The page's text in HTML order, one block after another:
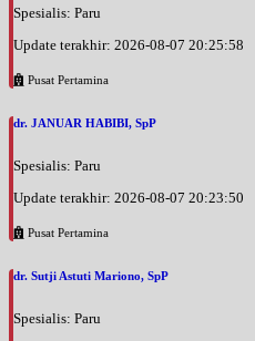
Spesialis: Paru
Update terakhir: 2026-08-07 20:25:58
Pusat Pertamina
dr. JANUAR HABIBI, SpP
Spesialis: Paru
Update terakhir: 2026-08-07 20:23:50
Pusat Pertamina
dr. Sutji Astuti Mariono, SpP
Spesialis: Paru